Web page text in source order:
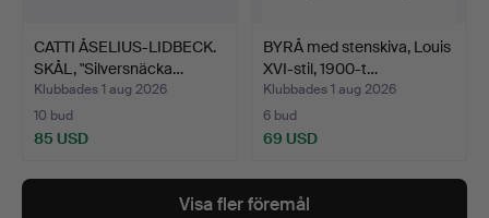
CATTI ÅSELIUS-LIDBECK.
SKÅL, "Silversnäcka…
Klubbades 1 aug 2026
10 bud
85 USD
BYRÅ med stenskiva, Louis
XVI-stil, 1900-t…
Klubbades 1 aug 2026
6 bud
69 USD
Visa fler föremål